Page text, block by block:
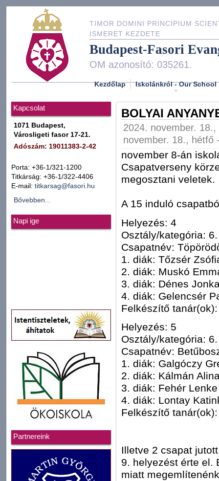
TIMOR DOMINI PRINCIPIUM
ISMERET KEZDETE
Budapest-Fasori
OM azonosító: 035261.
Kezdőlap Iskolánkról - Our School
Kapcsolat
1071 Budapest,
Városligeti fasor 17-21.
Adószám: 19011383-2-42
Porta: +36-1/321-1200
Titkárság: +36-1/322-4406
E-mail: titkarsag@fasori.hu
Bővebben...
Napi ige
Partnereink
BOLYAI
2024. november.
november. 18., hétfő
november 8-án
Csapatverseny
megosztani veletek.
A 15 induló
Helyezés: 4
Osztály/kategória:
Csapatnév:
1. diák: Tőzsér
2. diák: Muskó
3. diák: Dénes
4. diák: Gelencsér
Felkészítő
Helyezés: 5
Osztály/kategória:
Csapatnév:
1. diák: Galgóczy
2. diák: Kálmán
3. diák: Fehér Lenke
4. diák: Lontay
Felkészítő
Illetve 2 csapat
9. helyezést érte el.
miatt